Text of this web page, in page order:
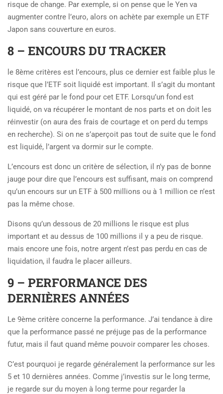
risque de change. Par exemple, si on pense que le Yen va
augmenter contre l’euro, alors on achète par exemple un ETF
Japon sans couverture en euros.
8 – ENCOURS DU TRACKER
le 8ème critères est l’encours, plus ce dernier est faible plus le
risque que l’ETF soit liquidé est important. Il s’agit du montant
qui est géré par le fond pour cet ETF. Lorsqu’un fond est
liquidé, on va récupérer le montant de nos parts et on doit les
réinvestir (on aura des frais de courtage et on perd du temps
en recherche). Si on ne s’aperçoit pas tout de suite que le fond
est liquidé, l’argent va dormir sur le compte.
L’encours est donc un critère de sélection, il n’y pas de bonne
jauge pour dire que l’encours est suffisant, mais on comprend
qu’un encours sur un ETF à 500 millions ou à 1 million ce n’est
pas la même chose.
Disons qu’un dessous de 20 millions le risque est plus
important et au dessus de 100 millions il y a peu de risque.
mais encore une fois, notre argent n’est pas perdu en cas de
liquidation, il faudra le placer ailleurs.
9 – PERFORMANCE DES
DERNIÈRES ANNÉES
Le 9ème critère concerne la performance. J’ai tendance à dire
que la performance passé ne préjuge pas de la performance
futur, mais il faut quand même pouvoir comparer les choses.
C’est pourquoi je regarde généralement la performance sur les
5 et 10 dernières années. Comme j’investis sur le long terme,
je regarde sur du moyen à long terme pour regarder la